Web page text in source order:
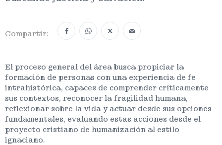
Compartir: X
El proceso general del área busca propiciar la
formación de personas con una experiencia de fe
intrahistórica, capaces de comprender críticamente
sus contextos, reconocer la fragilidad humana,
reflexionar sobre la vida y actuar desde sus opciones
fundamentales, evaluando estas acciones desde el
proyecto cristiano de humanización al estilo
ignaciano.